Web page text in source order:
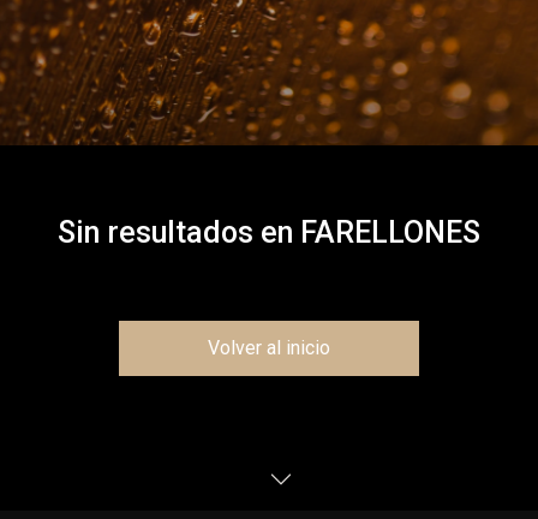
Sin resultados en FARELLONES
Volver al inicio